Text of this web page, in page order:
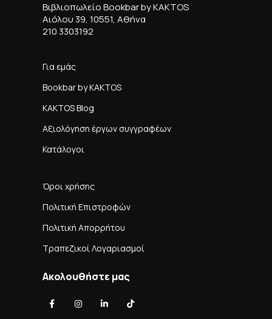
Βιβλιοπωλείο Bookbar by KAKTOS
Αιόλου 39, 10551, Αθήνα
210 3303192
Για εμάς
Bookbar by KAKTOS
KAKTOS Blog
Αξιολόγηση έργων συγγραφέων
Κατάλογοι
Όροι χρήσης
Πολιτική Επιστροφών
Πολιτική Απορρήτου
Τραπεζικοί Λογαριασμοί
Ακολουθήστε μας